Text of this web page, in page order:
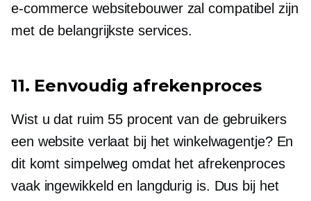
e-commerce websitebouwer zal compatibel zijn
met de belangrijkste services.
11. Eenvoudig afrekenproces
Wist u dat ruim 55 procent van de gebruikers
een website verlaat bij het winkelwagentje? En
dit komt simpelweg omdat het afrekenproces
vaak ingewikkeld en langdurig is. Dus bij het